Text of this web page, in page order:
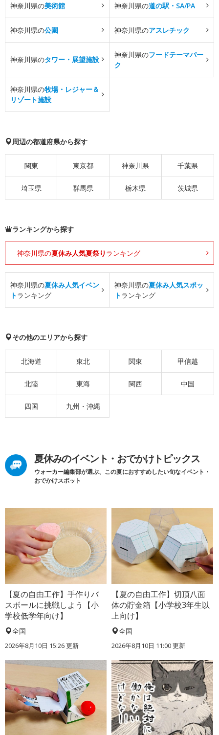
神奈川県の美術館 神奈川県の道の駅・SA/PA
神奈川県の公園 神奈川県のアスレチック
神奈川県のタワー・展望施設
神奈川県のフードテーマパー
ク
神奈川県の牧場・レジャー＆
リゾート施設
周辺の都道府県から探す
関東 東京都 神奈川県 千葉県
埼玉県 群馬県 栃木県 茨城県
ランキングから探す
神奈川県の夏休み人気夏祭り ランキング
神奈川県の夏休み人気イベン
トランキング
神奈川県の夏休み人気スポッ
トランキング
その他のエリアから探す
北海道 東北 関東 甲信越
北陸 東海 関西 中国
四国 九州・沖縄
夏休みのイベント・おでかけトピックス
ウォーカー編集部が選ぶ、この夏におすすめしたい旬なイベント・
おでかけスポット
【夏の自由工作】手作りバ
スボールに挑戦しよう【小
学校低学年向け】
全国
2026年8月10日 15:26更新
【夏の自由工作】切頂八面
体の貯金箱【小学校3年生以
上向け】
全国
2026年8月10日 11:00更新